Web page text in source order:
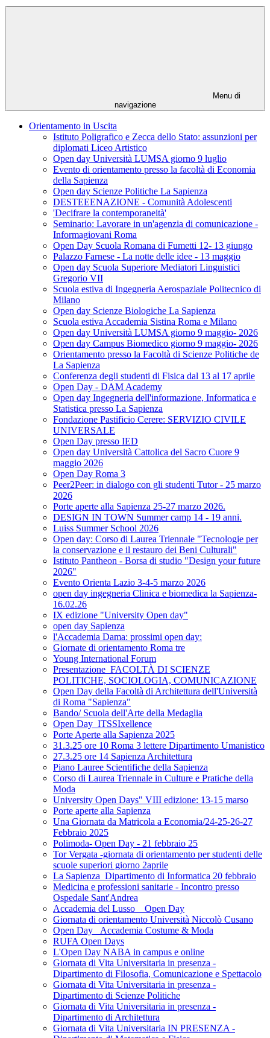
Menu di
navigazione
Orientamento in Uscita
Istituto Poligrafico e Zecca dello Stato: assunzioni per
diplomati Liceo Artistico
Open day Università LUMSA giorno 9 luglio
Evento di orientamento presso la facoltà di Economia
della Sapienza
Open day Scienze Politiche La Sapienza
DESTEEENAZIONE - Comunità Adolescenti
'Decifrare la contemporaneità'
Seminario: Lavorare in un'agenzia di comunicazione -
Informagiovani Roma
Open Day Scuola Romana di Fumetti 12- 13 giungo
Palazzo Farnese - La notte delle idee - 13 maggio
Open day Scuola Superiore Mediatori Linguistici
Gregorio VII
Scuola estiva di Ingegneria Aerospaziale Politecnico di
Milano
Open day Scienze Biologiche La Sapienza
Scuola estiva Accademia Sistina Roma e Milano
Open day Università LUMSA giorno 9 maggio- 2026
Open day Campus Biomedico giorno 9 maggio- 2026
Orientamento presso la Facoltà di Scienze Politiche de
La Sapienza
Conferenza degli studenti di Fisica dal 13 al 17 aprile
Open Day - DAM Academy
Open day Ingegneria dell'informazione, Informatica e
Statistica presso La Sapienza
Fondazione Pastificio Cerere: SERVIZIO CIVILE
UNIVERSALE
Open Day presso IED
Open day Università Cattolica del Sacro Cuore 9
maggio 2026
Open Day Roma 3
Peer2Peer: in dialogo con gli studenti Tutor - 25 marzo
2026
Porte aperte alla Sapienza 25-27 marzo 2026.
DESIGN IN TOWN Summer camp 14 - 19 anni.
Luiss Summer School 2026
Open day: Corso di Laurea Triennale "Tecnologie per
la conservazione e il restauro dei Beni Culturali"
Istituto Pantheon - Borsa di studio "Design your future
2026"
Evento Orienta Lazio 3-4-5 marzo 2026
open day ingegneria Clinica e biomedica la Sapienza-
16.02.26
IX edizione "University Open day"
open day Sapienza
l'Accademia Dama: prossimi open day:
Giornate di orientamento Roma tre
Young International Forum
Presentazione_FACOLTÀ DI SCIENZE
POLITICHE, SOCIOLOGIA, COMUNICAZIONE
Open Day della Facoltà di Architettura dell'Università
di Roma "Sapienza"
Bando/ Scuola dell'Arte della Medaglia
Open Day_ITSSIxellence
Porte Aperte alla Sapienza 2025
31.3.25 ore 10 Roma 3 lettere Dipartimento Umanistico
27.3.25 ore 14 Sapienza Architettura
Piano Lauree Scientifiche della Sapienza
Corso di Laurea Triennale in Culture e Pratiche della
Moda
University Open Days" VIII edizione: 13-15 marso
Porte aperte alla Sapienza
Una Giornata da Matricola a Economia/24-25-26-27
Febbraio 2025
Polimoda- Open Day - 21 febbraio 25
Tor Vergata -giornata di orientamento per studenti delle
scuole superiori giorno 2aprile
La Sapienza_Dipartimento di Informatica 20 febbraio
Medicina e professioni sanitarie - Incontro presso
Ospedale Sant'Andrea
Accademia del Lusso _ Open Day
Giornata di orientamento Università Niccolò Cusano
Open Day _Accademia Costume & Moda
RUFA Open Days
L'Open Day NABA in campus e online
Giornata di Vita Universitaria in presenza -
Dipartimento di Filosofia, Comunicazione e Spettacolo
Giornata di Vita Universitaria in presenza -
Dipartimento di Scienze Politiche
Giornata di Vita Universitaria in presenza -
Dipartimento di Architettura
Giornata di Vita Universitaria IN PRESENZA -